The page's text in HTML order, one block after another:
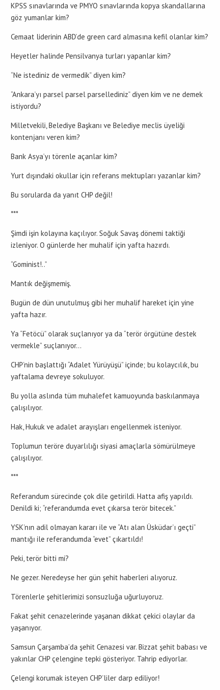
KPSS sınavlarında ve PMYO sınavlarında kopya skandallarına
göz yumanlar kim?
Cemaat liderinin ABD’de green card almasına kefil olanlar kim?
Heyetler halinde Pensilvanya turları yapanlar kim?
“Ne istediniz de vermedik” diyen kim?
“Ankara’yı parsel parsel parsellediniz” diyen kim ve ne demek
istiyordu?
Milletvekili, Belediye Başkanı ve Belediye meclis üyeliği
kontenjanı veren kim?
Bank Asya’yı törenle açanlar kim?
Yurt dışındaki okullar için referans mektupları yazanlar kim?
Bu sorularda da yanıt CHP değil!
***
Şimdi işin kolayına kaçılıyor. Soğuk Savaş dönemi taktiği
izleniyor. O günlerde her muhalif için yafta hazırdı.
“Gominist!..”
Mantık değişmemiş.
Bugün de dün unutulmuş gibi her muhalif hareket için yine
yafta hazır.
Ya “Fetöcü” olarak suçlanıyor ya da “terör örgütüne destek
vermekle” suçlanıyor…
CHP’nin başlattığı “Adalet Yürüyüşü” içinde; bu kolaycılık, bu
yaftalama devreye sokuluyor.
Bu yolla aslında tüm muhalefet kamuoyunda baskılanmaya
çalışılıyor.
Hak, Hukuk ve adalet arayışları engellenmek isteniyor.
Toplumun teröre duyarlılığı siyasi amaçlarla sömürülmeye
çalışılıyor.
***
Referandum sürecinde çok dile getirildi. Hatta afiş yapıldı.
Denildi ki; “referandumda evet çıkarsa terör bitecek.”
YSK’nın adil olmayan kararı ile ve “Atı alan Üsküdar’ı geçti”
mantığı ile referandumda “evet” çıkartıldı!
Peki, terör bitti mi?
Ne gezer. Neredeyse her gün şehit haberleri alıyoruz.
Törenlerle şehitlerimizi sonsuzluğa uğurluyoruz.
Fakat şehit cenazelerinde yaşanan dikkat çekici olaylar da
yaşanıyor.
Samsun Çarşamba’da şehit Cenazesi var. Bizzat şehit babası ve
yakınlar CHP çelengine tepki gösteriyor. Tahrip ediyorlar.
Çelengi korumak isteyen CHP’liler darp ediliyor!